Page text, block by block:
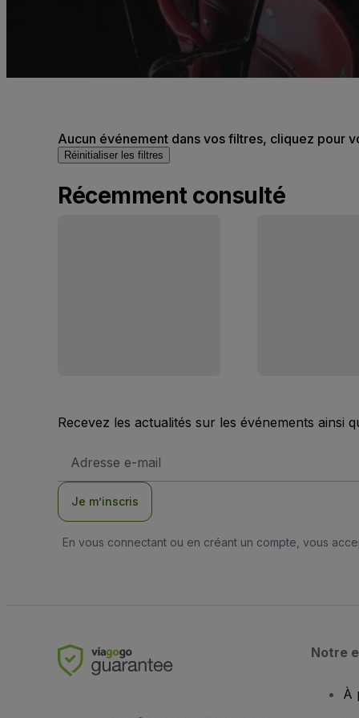
Aucun événement dans vos filtres, cliquez pour
Réinitialiser les filtres
Récemment consulté
Recevez les actualités sur les événements ainsi
e-
Je m’inscris
En vous connectant ou en créant un compte, vous
Notre
À